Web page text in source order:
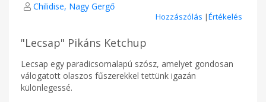
Chilidise, Nagy Gergő
Hozzászólás |Értékelés
"Lecsap" Pikáns Ketchup
Lecsap egy paradicsomalapú szósz, amelyet gondosan
válogatott olaszos fűszerekkel tettünk igazán
különlegessé.